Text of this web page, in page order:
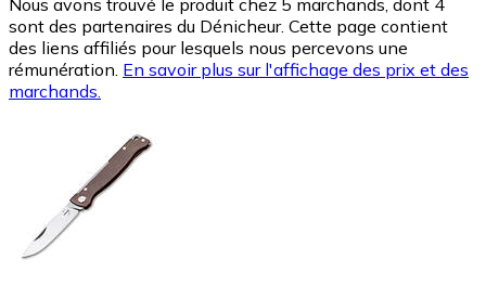
Nous avons trouvé le produit chez 5 marchands, dont 4
sont des partenaires du Dénicheur. Cette page contient
des liens affiliés pour lesquels nous percevons une
rémunération. En savoir plus sur l'affichage des prix et des
marchands.